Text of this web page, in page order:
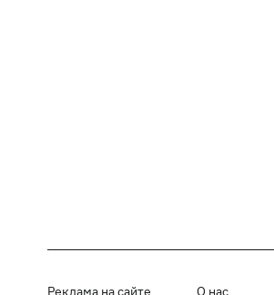
Реклама на сайте О нас